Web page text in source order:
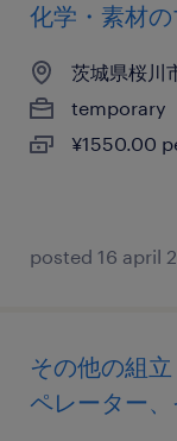
化学・素材
茨城県桜川
temporary
¥1550.00
posted 16 april
その他の組
ペレーター、